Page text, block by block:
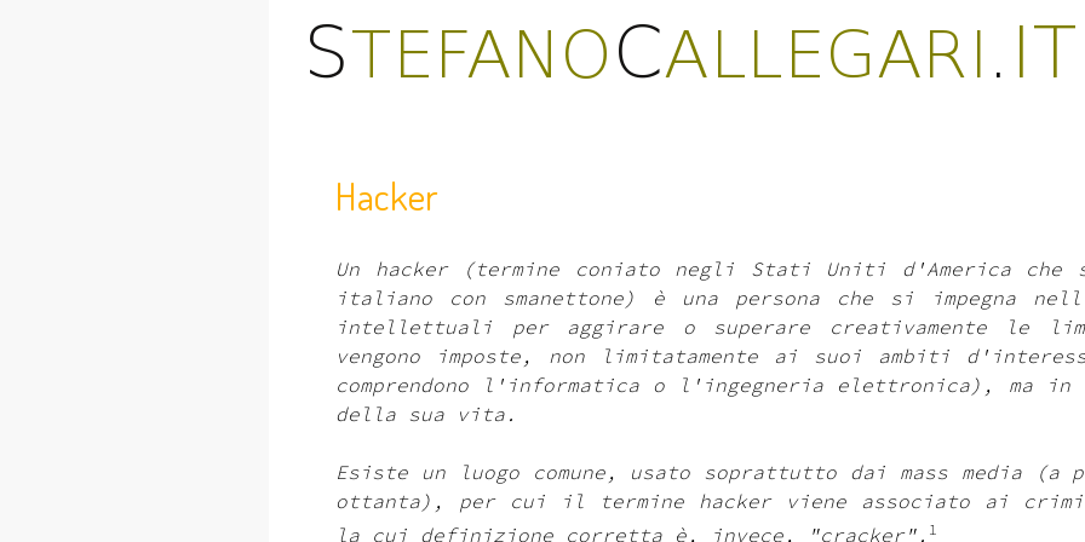
Hacker
Un hacker (termine coniato negli Stati Uniti d'America che
italiano con smanettone) è una persona che si impegna
intellettuali per aggirare o superare creativamente le
vengono imposte, non limitatamente ai suoi ambiti
comprendono l'informatica o l'ingegneria elettronica), ma
della sua vita.
Esiste un luogo comune, usato soprattutto dai mass media
ottanta), per cui il termine hacker viene associato ai
la cui definizione corretta è, invece, "cracker". 1